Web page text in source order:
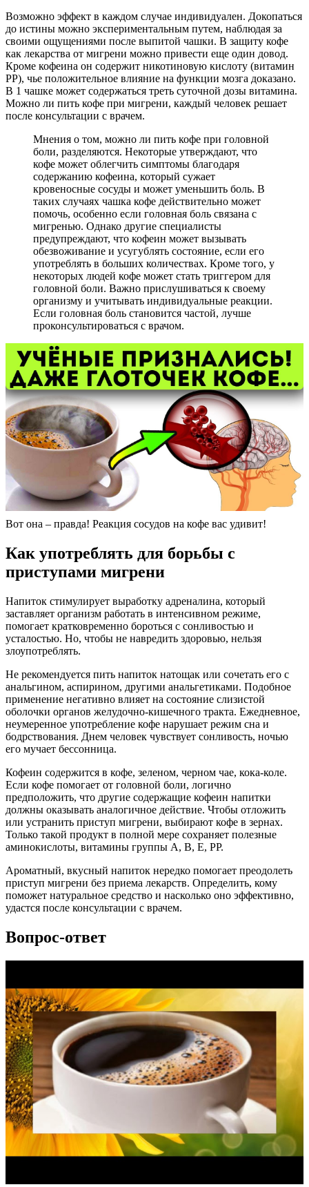
Возможно эффект в каждом случае индивидуален. Докопаться
до истины можно экспериментальным путем, наблюдая за
своими ощущениями после выпитой чашки. В защиту кофе
как лекарства от мигрени можно привести еще один довод.
Кроме кофеина он содержит никотиновую кислоту (витамин
PP), чье положительное влияние на функции мозга доказано.
В 1 чашке может содержаться треть суточной дозы витамина.
Можно ли пить кофе при мигрени, каждый человек решает
после консультации с врачем.
Мнения о том, можно ли пить кофе при головной
боли, разделяются. Некоторые утверждают, что
кофе может облегчить симптомы благодаря
содержанию кофеина, который сужает
кровеносные сосуды и может уменьшить боль. В
таких случаях чашка кофе действительно может
помочь, особенно если головная боль связана с
мигренью. Однако другие специалисты
предупреждают, что кофеин может вызывать
обезвоживание и усугублять состояние, если его
употреблять в больших количествах. Кроме того, у
некоторых людей кофе может стать триггером для
головной боли. Важно прислушиваться к своему
организму и учитывать индивидуальные реакции.
Если головная боль становится частой, лучше
проконсультироваться с врачом.
Вот она – правда! Реакция сосудов на кофе вас удивит!
Как употреблять для борьбы с
приступами мигрени
Напиток стимулирует выработку адреналина, который
заставляет организм работать в интенсивном режиме,
помогает кратковременно бороться с сонливостью и
усталостью. Но, чтобы не навредить здоровью, нельзя
злоупотреблять.
Не рекомендуется пить напиток натощак или сочетать его с
анальгином, аспирином, другими анальгетиками. Подобное
применение негативно влияет на состояние слизистой
оболочки органов желудочно-кишечного тракта. Ежедневное,
неумеренное употребление кофе нарушает режим сна и
бодрствования. Днем человек чувствует сонливость, ночью
его мучает бессонница.
Кофеин содержится в кофе, зеленом, черном чае, кока-коле.
Если кофе помогает от головной боли, логично
предположить, что другие содержащие кофеин напитки
должны оказывать аналогичное действие. Чтобы отложить
или устранить приступ мигрени, выбирают кофе в зернах.
Только такой продукт в полной мере сохраняет полезные
аминокислоты, витамины группы A, B, E, PP.
Ароматный, вкусный напиток нередко помогает преодолеть
приступ мигрени без приема лекарств. Определить, кому
поможет натуральное средство и насколько оно эффективно,
удастся после консультации с врачем.
Вопрос-ответ